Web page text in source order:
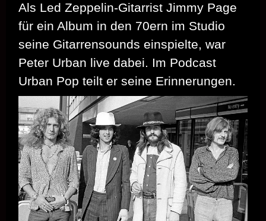
Als Led Zeppelin-Gitarrist Jimmy Page
für ein Album in den 70ern im Studio
seine Gitarrensounds einspielte, war
Peter Urban live dabei. Im Podcast
Urban Pop teilt er seine Erinnerungen.